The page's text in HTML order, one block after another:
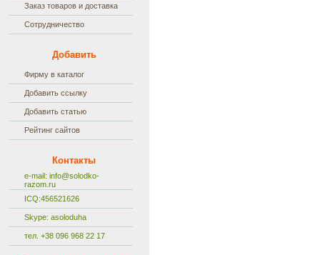
Заказ товаров и доставка
Сотрудничество
Добавить
Фирму в каталог
Добавить ссылку
Добавить статью
Рейтинг сайтов
Контакты
e-mail: info@solodko-
razom.ru
ICQ:456521626
Skype: asoloduha
тел. +38 096 968 22 17